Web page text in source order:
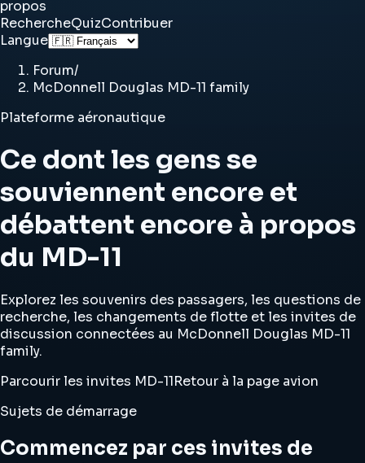
propos
RechercheQuizContribuer
Langue
Forum/
McDonnell Douglas MD-11 family
Plateforme aéronautique
Ce dont les gens se
souviennent encore et
débattent encore à propos
du MD-11
Explorez les souvenirs des passagers, les questions de
recherche, les changements de flotte et les invites de
discussion connectées au McDonnell Douglas MD-11
family.
Parcourir les invites MD-11Retour à la page avion
Sujets de démarrage
Commencez par ces invites de